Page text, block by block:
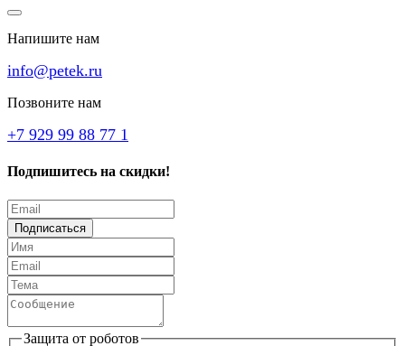
Напишите нам
info@petek.ru
Позвоните нам
+7 929 99 88 77 1
Подпишитесь на скидки!
Подписаться
Защита от роботов